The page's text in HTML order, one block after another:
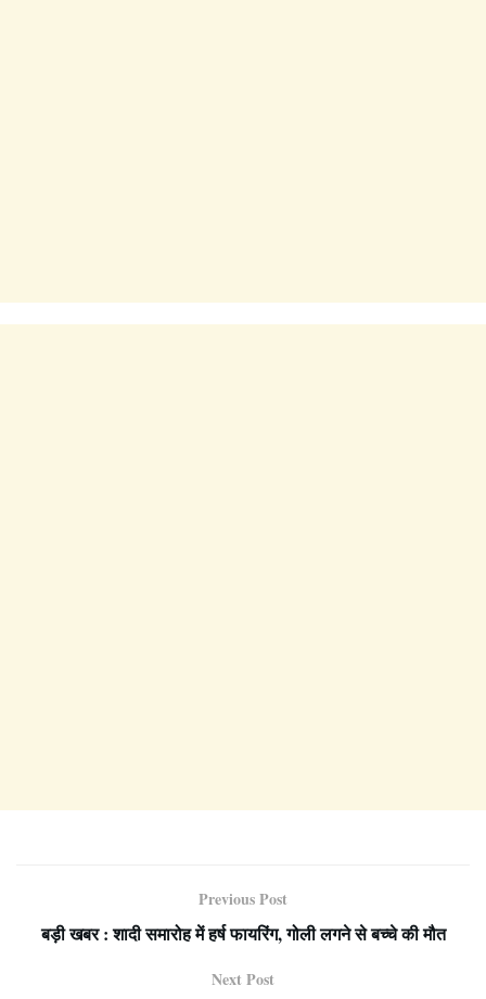
Previous Post
बड़ी खबर : शादी समारोह में हर्ष फायरिंग, गोली लगने से बच्चे की मौत
Next Post